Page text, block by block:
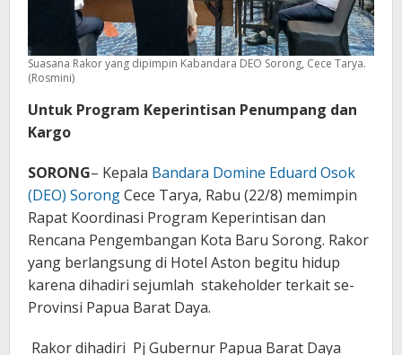
Suasana Rakor yang dipimpin Kabandara DEO Sorong, Cece Tarya.
(Rosmini)
Untuk Program Keperintisan Penumpang dan
Kargo
SORONG– Kepala Bandara Domine Eduard Osok
(DEO) SorongCece Tarya, Rabu (22/8) memimpin
Rapat Koordinasi Program Keperintisan dan
Rencana Pengembangan Kota Baru Sorong. Rakor
yang berlangsung di Hotel Aston begitu hidup
karena dihadiri sejumlah stakeholder terkait se-
Provinsi Papua Barat Daya.
Rakor dihadiri Pj Gubernur Papua Barat Daya